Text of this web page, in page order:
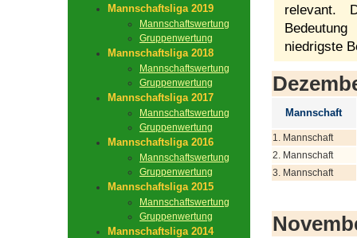
Mannschaftsliga 2019
Mannschaftswertung
Gruppenwertung
Mannschaftsliga 2018
Mannschaftswertung
Gruppenwertung
Mannschaftsliga 2017
Mannschaftswertung
Gruppenwertung
Mannschaftsliga 2016
Mannschaftswertung
Gruppenwertung
Mannschaftsliga 2015
Mannschaftswertung
Gruppenwertung
Mannschaftsliga 2014
relevant.
niedrigste
Mannschaft
1. Mannschaft
2. Mannschaft
3. Mannschaft